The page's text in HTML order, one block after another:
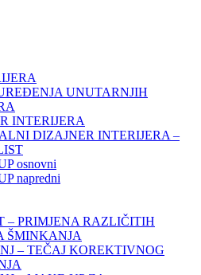
UNUTARNJIH
INTERIJERA
DIZAJNER INTERIJERA –
osnovni
napredni
– PRIMJENA RAZLIČITIH
ŠMINKANJA
– TEČAJ KOREKTIVNOG